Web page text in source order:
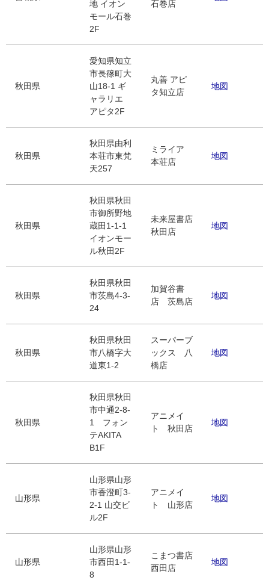
地 イオン
モール石巻
2F
石巻店
秋田県
愛知県知立
市長篠町大
山18-1 ギ
ャラリエ
アピタ2F
丸善 アピ
タ知立店
地図
秋田県
秋田県由利
本荘市東梵
天257
ミライア
本荘店
地図
秋田県
秋田県秋田
市御所野地
蔵田1-1-1
イオンモー
ル秋田2F
未来屋書店
秋田店
地図
秋田県
秋田県秋田
市茨島4-3-
24
加賀谷書
店 茨島店
地図
秋田県
秋田県秋田
市八橋字大
道東1-2
スーパーブ
ックス 八
橋店
地図
秋田県
秋田県秋田
市中通2-8-
1 フォン
テAKITA
B1F
アニメイ
ト 秋田店
地図
山形県
山形県山形
市香澄町3-
2-1 山交ビ
ル2F
アニメイ
ト 山形店
地図
山形県
山形県山形
市西田1-1-
8
こまつ書店
西田店
地図